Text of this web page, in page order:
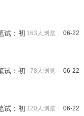
06-22
163人浏览
试：初
06-22
78人浏览
试：初
06-22
120人浏览
试：初